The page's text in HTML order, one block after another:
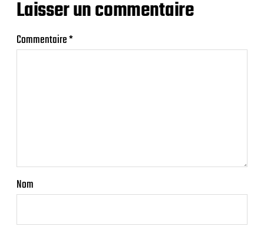
Laisser un commentaire
Commentaire*
Nom